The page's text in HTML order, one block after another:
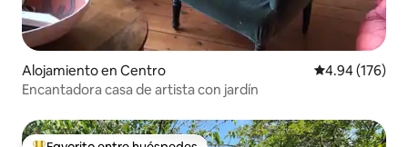
Alojamiento en Centro Calificación
4.94 (176)
Encantadora casa de artista con jardín